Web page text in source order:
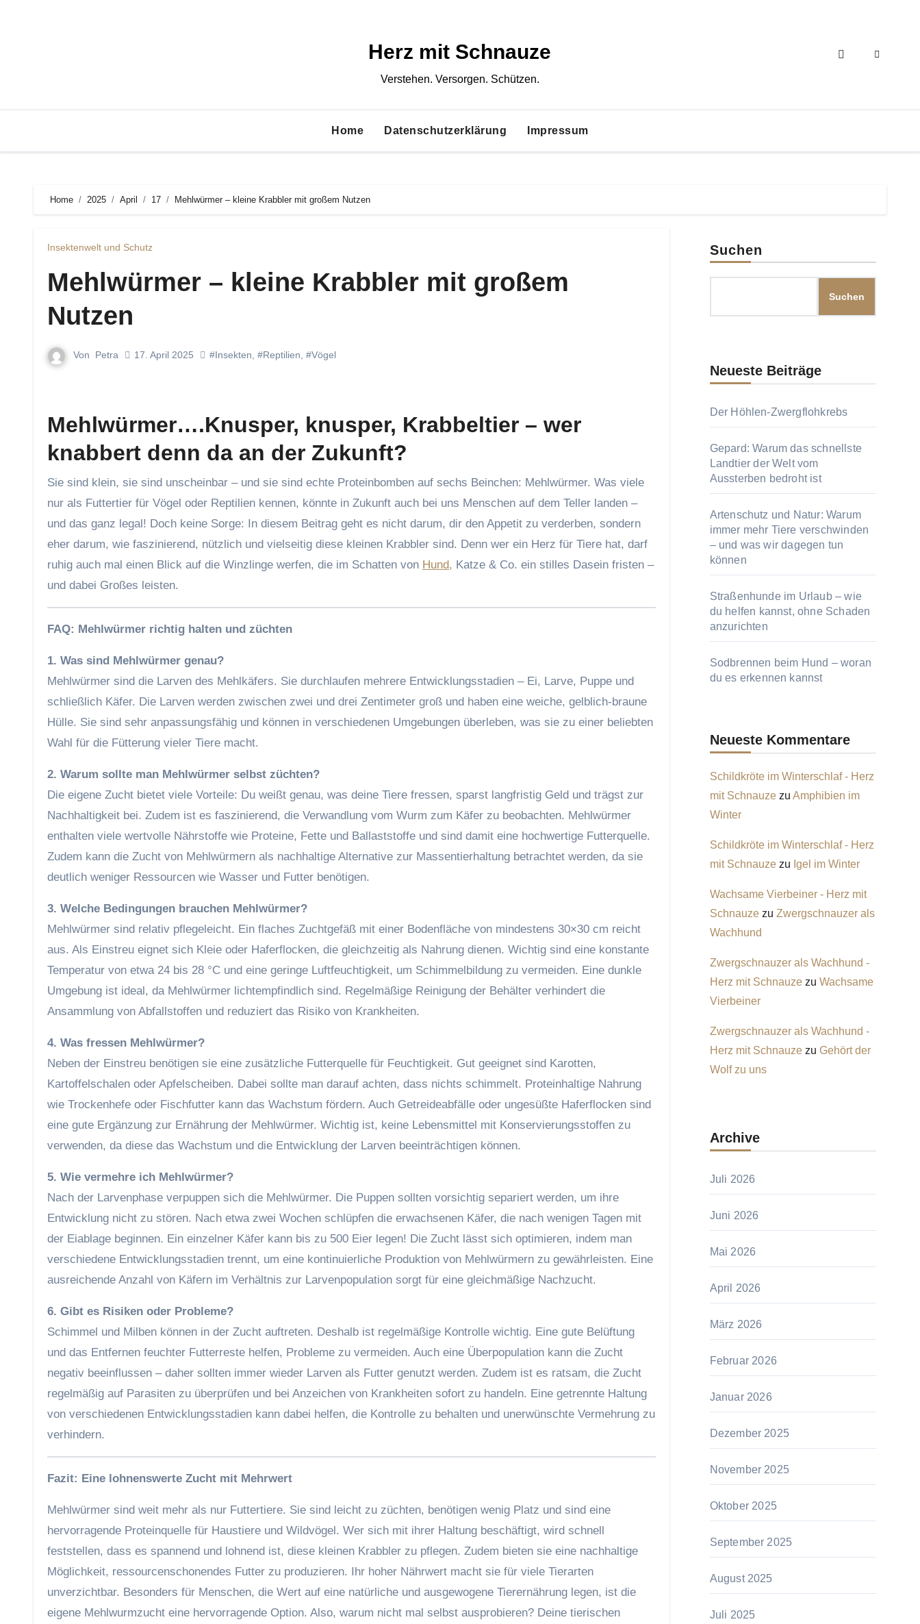
Herz mit Schnauze
Verstehen. Versorgen. Schützen.
Home Datenschutzerklärung Impressum
Home 2025 April 17 Mehlwürmer – kleine Krabbler mit großem Nutzen
Insektenwelt und Schutz
Mehlwürmer – kleine Krabbler mit großem
Nutzen
Von Petra 17. April 2025 #Insekten, #Reptilien, #Vögel
Mehlwürmer….Knusper, knusper, Krabbeltier – wer
knabbert denn da an der Zukunft?
Sie sind klein, sie sind unscheinbar – und sie sind echte Proteinbomben auf sechs Beinchen: Mehlwürmer. Was viele
nur als Futtertier für Vögel oder Reptilien kennen, könnte in Zukunft auch bei uns Menschen auf dem Teller landen –
und das ganz legal! Doch keine Sorge: In diesem Beitrag geht es nicht darum, dir den Appetit zu verderben, sondern
eher darum, wie faszinierend, nützlich und vielseitig diese kleinen Krabbler sind. Denn wer ein Herz für Tiere hat, darf
ruhig auch mal einen Blick auf die Winzlinge werfen, die im Schatten von Hund, Katze & Co. ein stilles Dasein fristen –
und dabei Großes leisten.
FAQ: Mehlwürmer richtig halten und züchten
1. Was sind Mehlwürmer genau?
Mehlwürmer sind die Larven des Mehlkäfers. Sie durchlaufen mehrere Entwicklungsstadien – Ei, Larve, Puppe und
schließlich Käfer. Die Larven werden zwischen zwei und drei Zentimeter groß und haben eine weiche, gelblich-braune
Hülle. Sie sind sehr anpassungsfähig und können in verschiedenen Umgebungen überleben, was sie zu einer beliebten
Wahl für die Fütterung vieler Tiere macht.
2. Warum sollte man Mehlwürmer selbst züchten?
Die eigene Zucht bietet viele Vorteile: Du weißt genau, was deine Tiere fressen, sparst langfristig Geld und trägst zur
Nachhaltigkeit bei. Zudem ist es faszinierend, die Verwandlung vom Wurm zum Käfer zu beobachten. Mehlwürmer
enthalten viele wertvolle Nährstoffe wie Proteine, Fette und Ballaststoffe und sind damit eine hochwertige Futterquelle.
Zudem kann die Zucht von Mehlwürmern als nachhaltige Alternative zur Massentierhaltung betrachtet werden, da sie
deutlich weniger Ressourcen wie Wasser und Futter benötigen.
3. Welche Bedingungen brauchen Mehlwürmer?
Mehlwürmer sind relativ pflegeleicht. Ein flaches Zuchtgefäß mit einer Bodenfläche von mindestens 30×30 cm reicht
aus. Als Einstreu eignet sich Kleie oder Haferflocken, die gleichzeitig als Nahrung dienen. Wichtig sind eine konstante
Temperatur von etwa 24 bis 28 °C und eine geringe Luftfeuchtigkeit, um Schimmelbildung zu vermeiden. Eine dunkle
Umgebung ist ideal, da Mehlwürmer lichtempfindlich sind. Regelmäßige Reinigung der Behälter verhindert die
Ansammlung von Abfallstoffen und reduziert das Risiko von Krankheiten.
4. Was fressen Mehlwürmer?
Neben der Einstreu benötigen sie eine zusätzliche Futterquelle für Feuchtigkeit. Gut geeignet sind Karotten,
Kartoffelschalen oder Apfelscheiben. Dabei sollte man darauf achten, dass nichts schimmelt. Proteinhaltige Nahrung
wie Trockenhefe oder Fischfutter kann das Wachstum fördern. Auch Getreideabfälle oder ungesüßte Haferflocken sind
eine gute Ergänzung zur Ernährung der Mehlwürmer. Wichtig ist, keine Lebensmittel mit Konservierungsstoffen zu
verwenden, da diese das Wachstum und die Entwicklung der Larven beeinträchtigen können.
5. Wie vermehre ich Mehlwürmer?
Nach der Larvenphase verpuppen sich die Mehlwürmer. Die Puppen sollten vorsichtig separiert werden, um ihre
Entwicklung nicht zu stören. Nach etwa zwei Wochen schlüpfen die erwachsenen Käfer, die nach wenigen Tagen mit
der Eiablage beginnen. Ein einzelner Käfer kann bis zu 500 Eier legen! Die Zucht lässt sich optimieren, indem man
verschiedene Entwicklungsstadien trennt, um eine kontinuierliche Produktion von Mehlwürmern zu gewährleisten. Eine
ausreichende Anzahl von Käfern im Verhältnis zur Larvenpopulation sorgt für eine gleichmäßige Nachzucht.
6. Gibt es Risiken oder Probleme?
Schimmel und Milben können in der Zucht auftreten. Deshalb ist regelmäßige Kontrolle wichtig. Eine gute Belüftung
und das Entfernen feuchter Futterreste helfen, Probleme zu vermeiden. Auch eine Überpopulation kann die Zucht
negativ beeinflussen – daher sollten immer wieder Larven als Futter genutzt werden. Zudem ist es ratsam, die Zucht
regelmäßig auf Parasiten zu überprüfen und bei Anzeichen von Krankheiten sofort zu handeln. Eine getrennte Haltung
von verschiedenen Entwicklungsstadien kann dabei helfen, die Kontrolle zu behalten und unerwünschte Vermehrung zu
verhindern.
Fazit: Eine lohnenswerte Zucht mit Mehrwert
Mehlwürmer sind weit mehr als nur Futtertiere. Sie sind leicht zu züchten, benötigen wenig Platz und sind eine
hervorragende Proteinquelle für Haustiere und Wildvögel. Wer sich mit ihrer Haltung beschäftigt, wird schnell
feststellen, dass es spannend und lohnend ist, diese kleinen Krabbler zu pflegen. Zudem bieten sie eine nachhaltige
Möglichkeit, ressourcenschonendes Futter zu produzieren. Ihr hoher Nährwert macht sie für viele Tierarten
unverzichtbar. Besonders für Menschen, die Wert auf eine natürliche und ausgewogene Tierernährung legen, ist die
eigene Mehlwurmzucht eine hervorragende Option. Also, warum nicht mal selbst ausprobieren? Deine tierischen
Suchen
Suchen
Neueste Beiträge
Der Höhlen-Zwergflohkrebs
Gepard: Warum das schnellste
Landtier der Welt vom
Aussterben bedroht ist
Artenschutz und Natur: Warum
immer mehr Tiere verschwinden
– und was wir dagegen tun
können
Straßenhunde im Urlaub – wie
du helfen kannst, ohne Schaden
anzurichten
Sodbrennen beim Hund – woran
du es erkennen kannst
Neueste Kommentare
Schildkröte im Winterschlaf - Herz
mit Schnauzezu Amphibien im
Winter
Schildkröte im Winterschlaf - Herz
mit Schnauzezu Igel im Winter
Wachsame Vierbeiner - Herz mit
Schnauzezu Zwergschnauzer als
Wachhund
Zwergschnauzer als Wachhund -
Herz mit Schnauzezu Wachsame
Vierbeiner
Zwergschnauzer als Wachhund -
Herz mit Schnauzezu Gehört der
Wolf zu uns
Archive
Juli 2026
Juni 2026
Mai 2026
April 2026
März 2026
Februar 2026
Januar 2026
Dezember 2025
November 2025
Oktober 2025
September 2025
August 2025
Juli 2025